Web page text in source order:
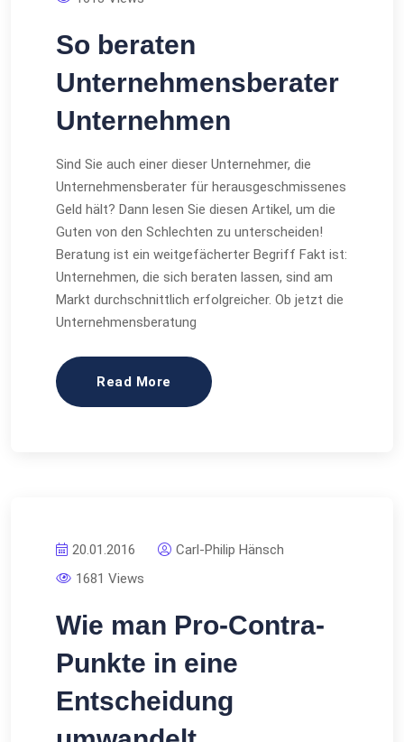
So beraten
Unternehmensberater
Unternehmen
Sind Sie auch einer dieser Unternehmer, die
Unternehmensberater für herausgeschmissenes
Geld hält? Dann lesen Sie diesen Artikel, um die
Guten von den Schlechten zu unterscheiden!
Beratung ist ein weitgefächerter Begriff Fakt ist:
Unternehmen, die sich beraten lassen, sind am
Markt durchschnittlich erfolgreicher. Ob jetzt die
Unternehmensberatung
Read More
20.01.2016
Carl-Philip Hänsch
1681 Views
Wie man Pro-Contra-
Punkte in eine
Entscheidung